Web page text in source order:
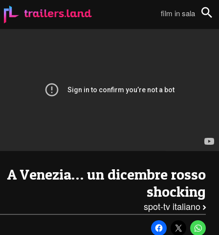
film in sala
A Venezia… un dicembre rosso
shocking
spot-tv italiano